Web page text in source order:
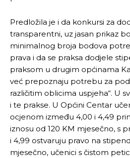
Predložila je i da konkursi za
transparentni, uz jasan prikaz
minimalnog broja bodova
prava i da se praksa dodjele
praksom u drugim općinama
već prepoznaju potrebu za
različitim oblicima uspjeha“. U
i te prakse. U Općini Centar
ocjenom između 4,00 i 4,49
iznosu od 120 KM mjesečno, s
i 4,99 ostvaruju pravo na
mjesečno, učenici s čistom